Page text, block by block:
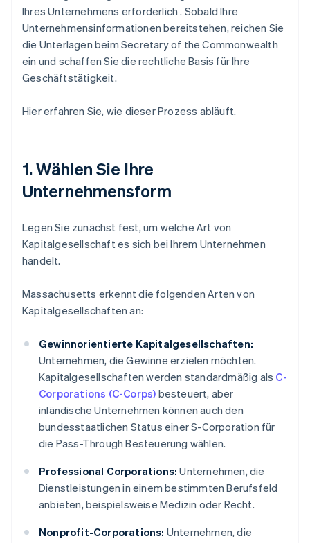
Ihres Unternehmens erforderlich . Sobald Ihre
Unternehmensinformationen bereitstehen, reichen Sie
die Unterlagen beim Secretary of the Commonwealth
ein und schaffen Sie die rechtliche Basis für Ihre
Geschäftstätigkeit.
Hier erfahren Sie, wie dieser Prozess abläuft.
1. Wählen Sie Ihre
Unternehmensform
Legen Sie zunächst fest, um welche Art von
Kapitalgesellschaft es sich bei Ihrem Unternehmen
handelt.
Massachusetts erkennt die folgenden Arten von
Kapitalgesellschaften an:
Gewinnorientierte Kapitalgesellschaften:
Unternehmen, die Gewinne erzielen möchten.
Kapitalgesellschaften werden standardmäßig als C-
Corporations (C-Corps) besteuert, aber
inländische Unternehmen können auch den
bundesstaatlichen Status einer S-Corporation für
die Pass-Through Besteuerung wählen.
Professional Corporations: Unternehmen, die
Dienstleistungen in einem bestimmten Berufsfeld
anbieten, beispielsweise Medizin oder Recht.
Nonprofit-Corporations: Unternehmen, die